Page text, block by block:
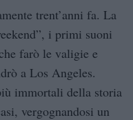
trent’anni fa. La
i primi suoni
farò le valigie e
a Los Angeles.
immortali della storia
vergognandosi un